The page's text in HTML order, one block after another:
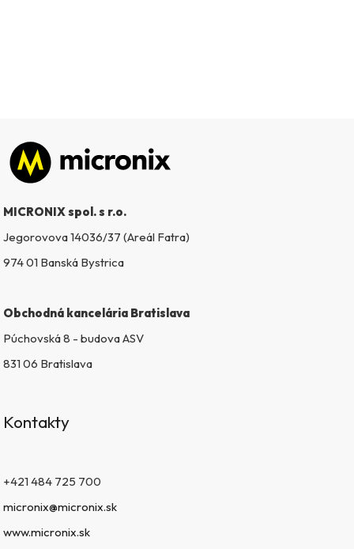
Zápätie
MICRONIX spol. s r.o.
Jegorovova 14036/37 (Areál Fatra)
974 01 Banská Bystrica
Obchodná kancelária Bratislava
Púchovská 8 - budova ASV
831 06 Bratislava
Kontakty
+421 484 725 700
micronix@micronix.sk
www.micronix.sk